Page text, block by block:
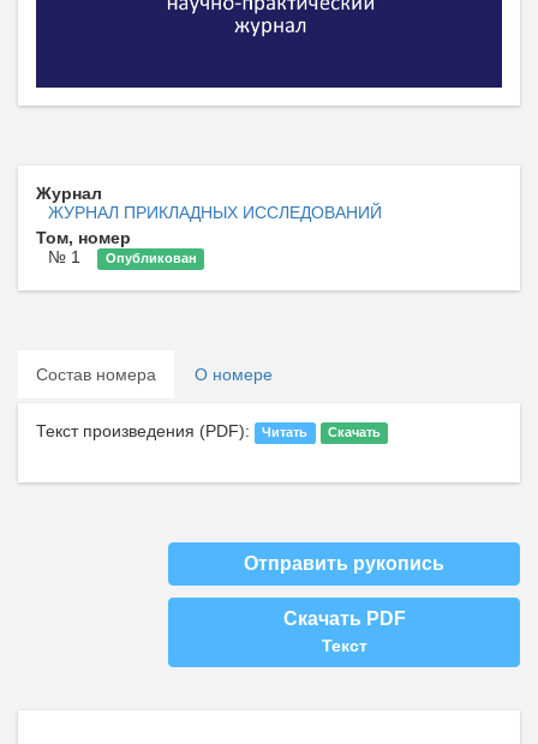
Журнал
ЖУРНАЛ ПРИКЛАДНЫХ ИССЛЕДОВАНИЙ
Том, номер
№ 1
Опубликован
Состав номера О номере
Текст произведения (PDF): Читать Скачать
Отправить рукопись
Скачать PDF
Текст